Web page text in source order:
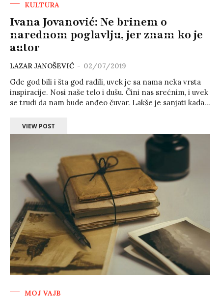
KULTURA
Ivana Jovanović: Ne brinem o
narednom poglavlju, jer znam ko je
autor
LAZAR JANOŠEVIĆ - 02/07/2019
Gde god bili i šta god radili, uvek je sa nama neka vrsta
inspiracije. Nosi naše telo i dušu. Čini nas srećnim, i uvek
se trudi da nam bude anđeo čuvar. Lakše je sanjati kada...
VIEW POST
MOJ VAJB